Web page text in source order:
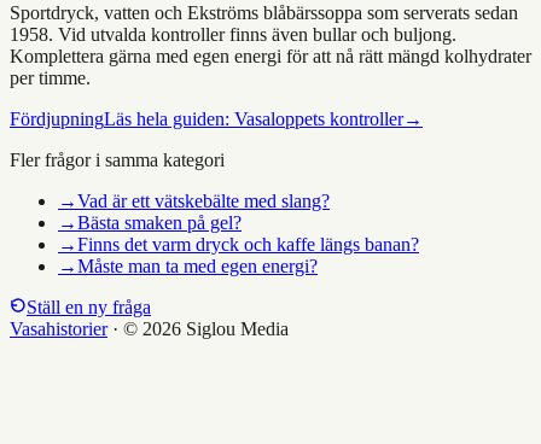
Sportdryck, vatten och Ekströms blåbärssoppa som serverats sedan
1958. Vid utvalda kontroller finns även bullar och buljong.
Komplettera gärna med egen energi för att nå rätt mängd kolhydrater
per timme.
FördjupningLäs hela guiden: Vasaloppets kontroller→
Fler frågor i samma kategori
→Vad är ett vätskebälte med slang?
→Bästa smaken på gel?
→Finns det varm dryck och kaffe längs banan?
→Måste man ta med egen energi?
Ställ en ny fråga
Vasahistorier· © 2026 Siglou Media